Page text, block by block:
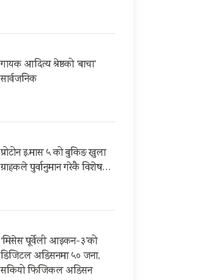
गायक आदित्य श्रेष्ठको ‘बाचा’
सार्वजनिक
प्रोटोन इ.मास ५ को बुकिङ खुला
ग्राहकले पुर्वानुमान गरेकै विशेष…
‘मिसेस पूर्वेली आइकन-३’को
डिजिटल अडिसनमा ५० जना,
सकियो फिजिकल अडिसन